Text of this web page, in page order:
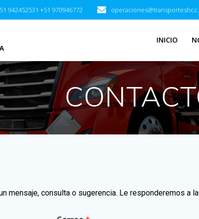
942452531 +51 970946772
INICIO
mensaje, consulta o sugerencia. Le responderemos a